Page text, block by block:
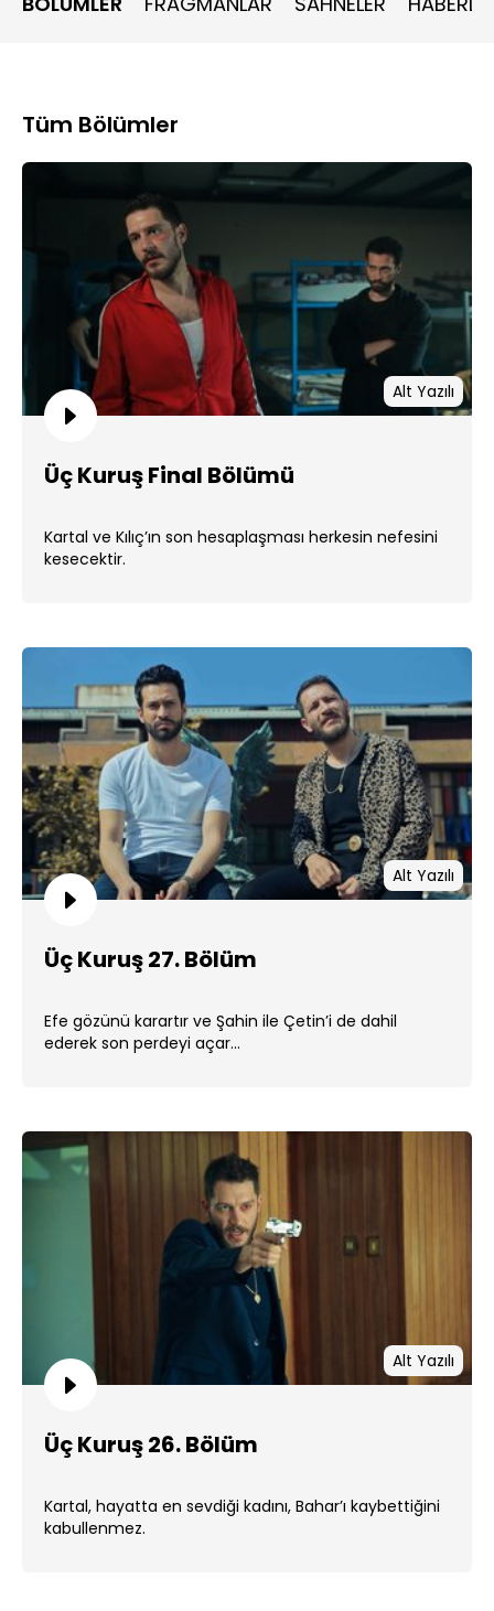
Tüm Bölümler
Alt Yazılı
Üç Kuruş Final Bölümü
Kartal ve Kılıç’ın son hesaplaşması herkesin nefesini
kesecektir.
Alt Yazılı
Üç Kuruş 27. Bölüm
Efe gözünü karartır ve Şahin ile Çetin’i de dahil
ederek son perdeyi açar...
Alt Yazılı
Üç Kuruş 26. Bölüm
Kartal, hayatta en sevdiği kadını, Bahar’ı kaybettiğini
kabullenmez.